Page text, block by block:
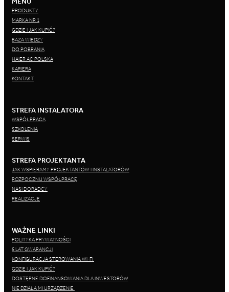
PRODUKTY
MARKA NR 1
GDZIE I JAK KUPIĆ?
BAZA WIEDZY
DO POBRANIA
HAIER AC POLSKA
KARIERA
KONTAKT
STREFA INSTALATORA
WSPÓŁPRACA
SZKOLENIA
SERWIS
STREFA PROJEKTANTA
JAK WSPIERAMY PROJEKTANTÓW I INSTALATORÓW
ROZPOCZNIJ WSPÓŁPRACĘ
NASI DORADCY
REALIZACJE
WAŻNE LINKI
POLITYKA PRYWATNOŚCI
5 LAT GWARANCJI
KONFIGURACJA STEROWANIA WI-FI
GDZIE I JAK KUPIĆ?
DOSTĘPNE DOFINANSOWANIA DLA INWESTORÓW
NIE DZIAŁA MI URZĄDZENIE